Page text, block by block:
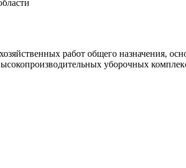
работ общего назначения,
уборочных